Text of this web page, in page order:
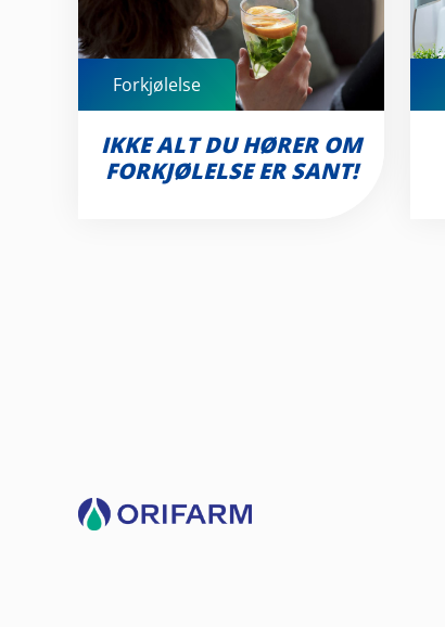
Forkjølelse
IKKE ALT DU HØRER OM
FORKJØLELSE ER SANT!